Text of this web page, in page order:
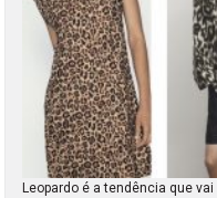
Leopardo é a tendência que